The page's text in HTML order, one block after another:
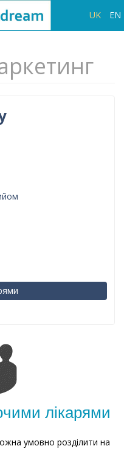
UK EN
лікарями
умовно розділити на